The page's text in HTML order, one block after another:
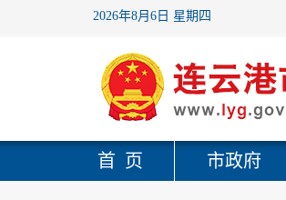
2026年8月6日 星期四
首 页 市政府